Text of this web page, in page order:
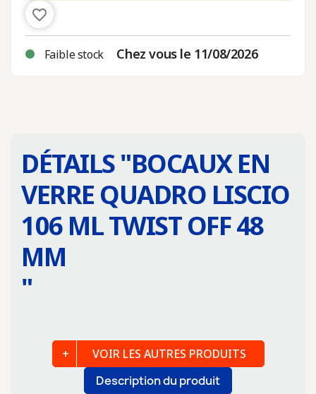
favorite_border
Faible stock Chez vous le 11/08/2026
DÉTAILS "BOCAUX EN
VERRE QUADRO LISCIO
106 ML TWIST OFF 48
MM
"
Description du produit
VOIR LES AUTRES PRODUITS